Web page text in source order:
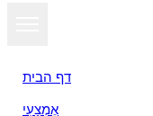
דף הבית
אֶמְצָעִי